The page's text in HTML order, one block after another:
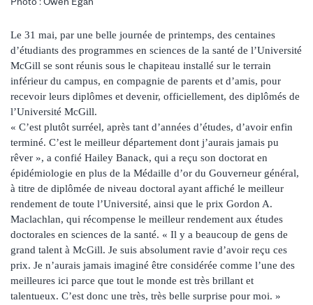
Le 31 mai, par une belle journée de printemps, des centaines
d’étudiants des programmes en sciences de la santé de l’Université
McGill se sont réunis sous le chapiteau installé sur le terrain
inférieur du campus, en compagnie de parents et d’amis, pour
recevoir leurs diplômes et devenir, officiellement, des diplômés de
l’Université McGill.
« C’est plutôt surréel, après tant d’années d’études, d’avoir enfin
terminé. C’est le meilleur département dont j’aurais jamais pu
rêver », a confié Hailey Banack, qui a reçu son doctorat en
épidémiologie en plus de la Médaille d’or du Gouverneur général,
à titre de diplômée de niveau doctoral ayant affiché le meilleur
rendement de toute l’Université, ainsi que le prix Gordon A.
Maclachlan, qui récompense le meilleur rendement aux études
doctorales en sciences de la santé. « Il y a beaucoup de gens de
grand talent à McGill. Je suis absolument ravie d’avoir reçu ces
prix. Je n’aurais jamais imaginé être considérée comme l’une des
meilleures ici parce que tout le monde est très brillant et
talentueux. C’est donc une très, très belle surprise pour moi. »